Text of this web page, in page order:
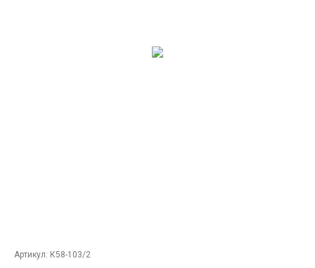
Артикул: К58-103/2